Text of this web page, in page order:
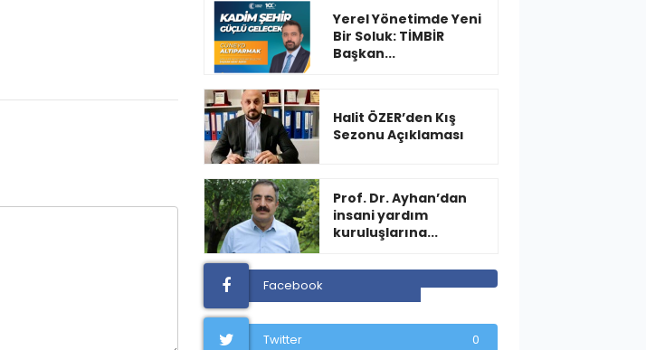
Yerel Yönetimde Yeni
Bir Soluk: TİMBİR
Başkan...
Halit ÖZER’den Kış
Sezonu Açıklaması
Prof. Dr. Ayhan’dan
insani yardım
kuruluşlarına...
Facebook
Twitter 0